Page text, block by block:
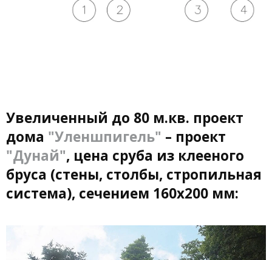
Увеличенный до 80 м.кв. проект
дома "Уленшпигель" – проект
"Дунай", цена сруба из клееного
бруса (стены, столбы, стропильная
система), сечением 160х200 мм: